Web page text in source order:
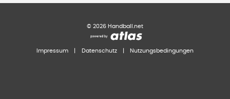
© 2026 Handball.net
Impressum Datenschutz Nutzungsbedingungen